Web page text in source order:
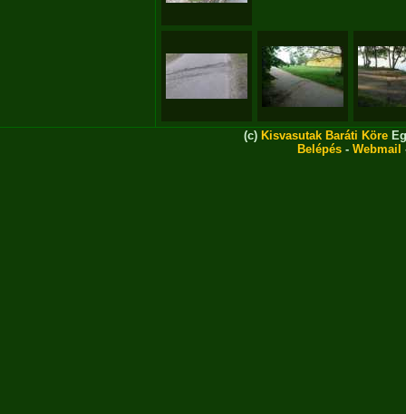
(c) Kisvasutak Baráti Köre
Belépés - Webmail